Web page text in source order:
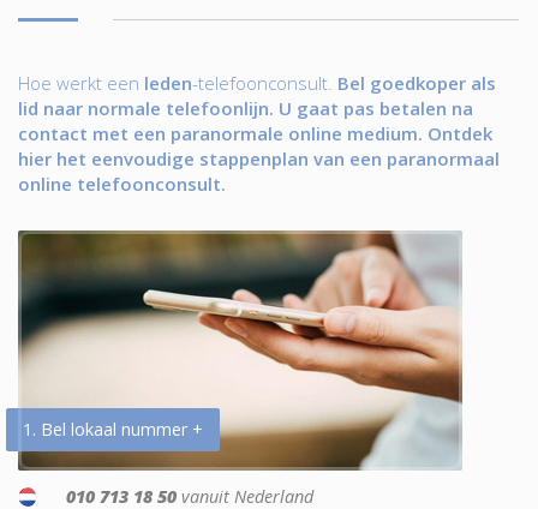
Hoe werkt een leden-telefoonconsult. Bel goedkoper als
lid naar normale telefoonlijn. U gaat pas betalen na
contact met een paranormale online medium. Ontdek
hier het eenvoudige stappenplan van een paranormaal
online telefoonconsult.
1. Bel lokaal nummer +
010 713 18 50 vanuit Nederland